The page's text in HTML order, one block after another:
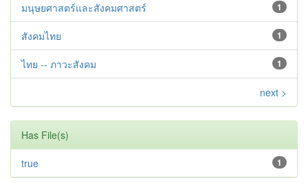
1
มนุษยศาสตร์และสังคมศาสตร์
1
สังคมไทย
1
ไทย -- ภาวะสังคม
next >
Has File(s)
1
true